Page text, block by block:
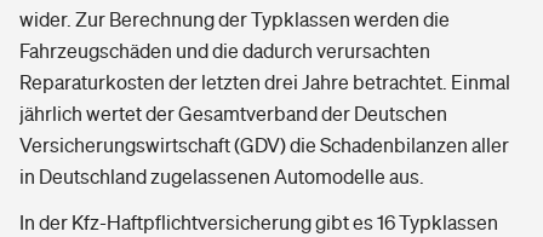
wider. Zur Berechnung der Typklassen werden die
Fahrzeugschäden und die dadurch verursachten
Reparaturkosten der letzten drei Jahre betrachtet. Einmal
jährlich wertet der Gesamtverband der Deutschen
Versicherungswirtschaft (GDV) die Schadenbilanzen aller
in Deutschland zugelassenen Automodelle aus.
In der Kfz-Haftpflichtversicherung gibt es 16 Typklassen